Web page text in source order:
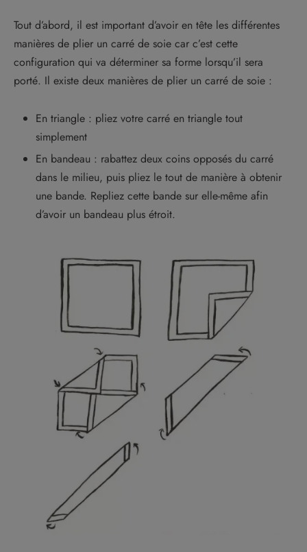
Tout d’abord, il est important d’avoir en tête les différentes
manières de plier un carré de soie car c’est cette
configuration qui va déterminer sa forme lorsqu’il sera
porté. Il existe deux manières de plier un carré de soie :
En triangle : pliez votre carré en triangle tout
simplement
En bandeau : rabattez deux coins opposés du carré
dans le milieu, puis pliez le tout de manière à obtenir
une bande. Repliez cette bande sur elle-même afin
d’avoir un bandeau plus étroit.